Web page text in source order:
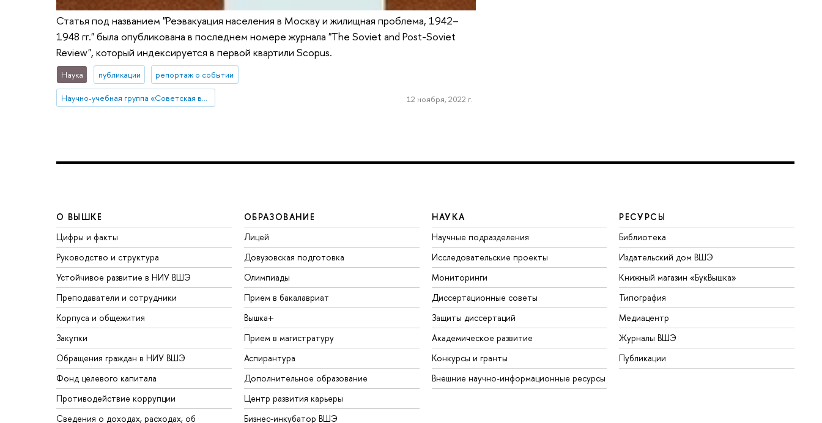
Статья под названием "Реэвакуация населения в Москву и жилищная проблема, 1942–
1948 гг." была опубликована в последнем номере журнала "The Soviet and Post-Soviet
Review", который индексируется в первой квартили Scopus.
Наука публикации репортаж о событии
Научно-учебная группа «Советская власть и общество» 12 ноября, 2022 г.
О ВЫШКЕ
Цифры и факты
Руководство и структура
Устойчивое развитие в НИУ ВШЭ
Преподаватели и сотрудники
Корпуса и общежития
Закупки
Обращения граждан в НИУ ВШЭ
Фонд целевого капитала
Противодействие коррупции
Сведения о доходах, расходах, об
ОБРАЗОВАНИЕ
Лицей
Довузовская подготовка
Олимпиады
Прием в бакалавриат
Вышка+
Прием в магистратуру
Аспирантура
Дополнительное образование
Центр развития карьеры
Бизнес-инкубатор ВШЭ
НАУКА
Научные подразделения
Исследовательские проекты
Мониторинги
Диссертационные советы
Защиты диссертаций
Академическое развитие
Конкурсы и гранты
Внешние научно-информационные ресурсы
РЕСУРСЫ
Библиотека
Издательский дом ВШЭ
Книжный магазин «БукВышка»
Типография
Медиацентр
Журналы ВШЭ
Публикации